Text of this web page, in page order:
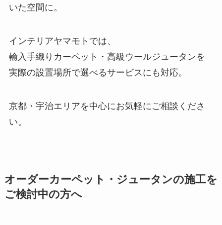
いた空間に。
インテリアヤマモトでは、
輸入手織りカーペット・高級ウールジュータンを
実際の設置場所で選べるサービスにも対応。
京都・宇治エリアを中心にお気軽にご相談くださ
い。
オーダーカーペット・ジュータンの施工を
ご検討中の方へ